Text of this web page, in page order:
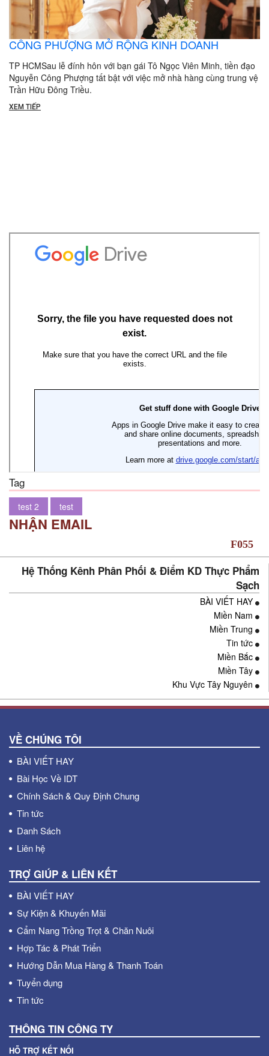
CÔNG PHƯỢNG MỞ RỘNG KINH DOANH
TP HCMSau lễ đính hôn với bạn gái Tô Ngọc Viên Minh, tiền đạo
Nguyễn Công Phượng tất bật với việc mở nhà hàng cùng trung vệ
Trần Hữu Đông Triều.
XEM TIẾP
Tag
test 2 test
NHẬN EMAIL
Hệ Thống Kênh Phân Phối & Điểm KD Thực Phẩm
Sạch
BÀI VIẾT HAY
Miền Nam
Miền Trung
Tin tức
Miền Bắc
Miền Tây
Khu Vực Tây Nguyên
VỀ CHÚNG TÔI
BÀI VIẾT HAY
Bài Học Về IDT
Chính Sách & Quy Định Chung
Tin tức
Danh Sách
Liên hệ
TRỢ GIÚP & LIÊN KẾT
BÀI VIẾT HAY
Sự Kiện & Khuyến Mãi
Cẩm Nang Trồng Trọt & Chăn Nuôi
Hợp Tác & Phát Triển
Hướng Dẫn Mua Hàng & Thanh Toán
Tuyển dụng
Tin tức
THÔNG TIN CÔNG TY
HỖ TRỢ KẾT NỐI